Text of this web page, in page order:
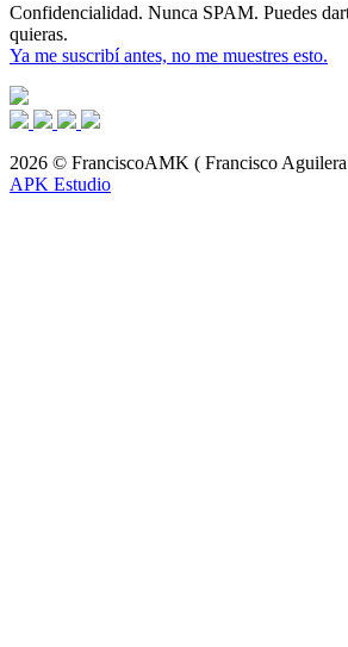
Confidencialidad. Nunca SPAM. Puedes
quieras.
Ya me suscribí antes, no me muestres esto.
2026 © FranciscoAMK ( Francisco
APK Estudio